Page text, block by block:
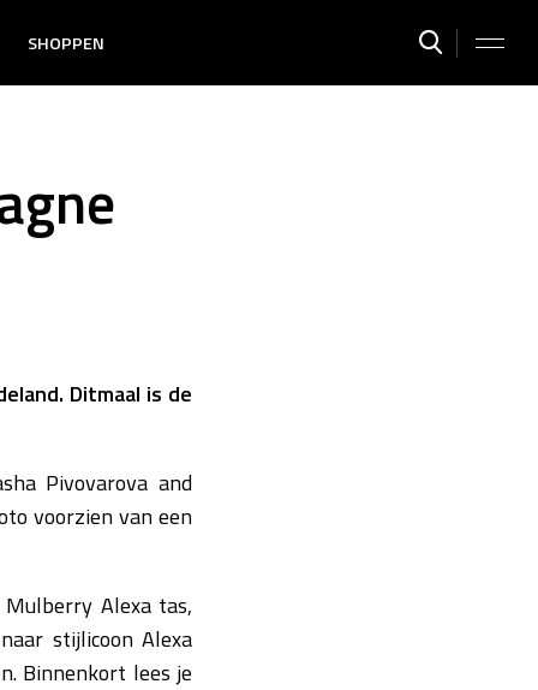
SHOPPEN
Ditmaal is de
Pivovarova and
voorzien van een
Alexa tas,
stijlicoon Alexa
Binnenkort lees je